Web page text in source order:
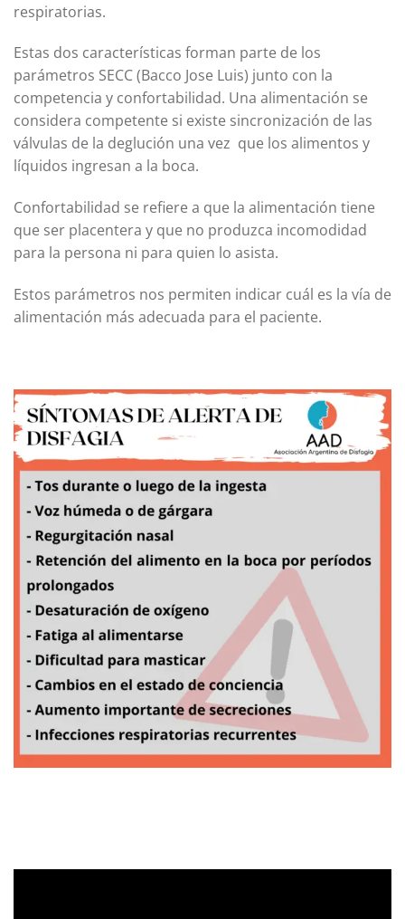
respiratorias.
Estas dos características forman parte de los
parámetros SECC (Bacco Jose Luis) junto con la
competencia y confortabilidad. Una alimentación se
considera competente si existe sincronización de las
válvulas de la deglución una vez que los alimentos y
líquidos ingresan a la boca.
Confortabilidad se refiere a que la alimentación tiene
que ser placentera y que no produzca incomodidad
para la persona ni para quien lo asista.
Estos parámetros nos permiten indicar cuál es la vía de
alimentación más adecuada para el paciente.